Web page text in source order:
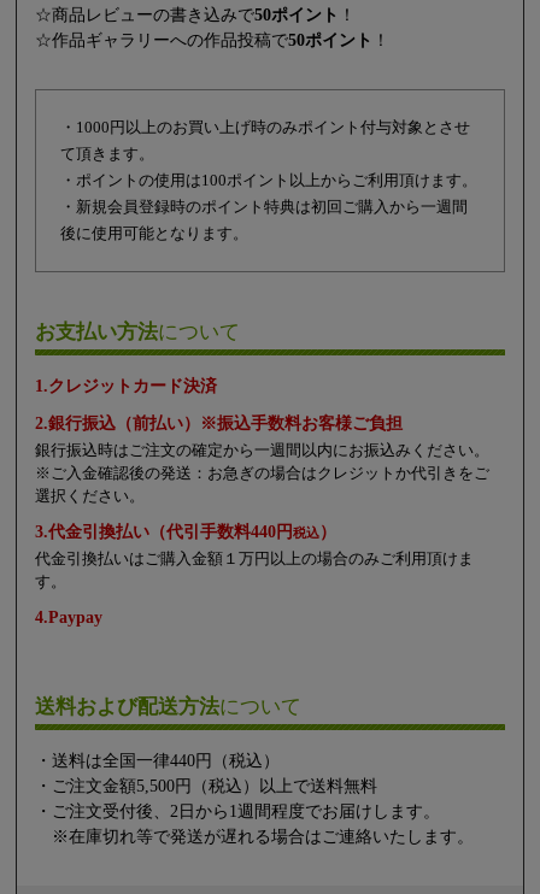
☆商品レビューの書き込みで50ポイント ！
☆作品ギャラリーへの作品投稿で50ポイント ！
・1000円以上のお買い上げ時のみポイント付与対象とさせ
て頂きます。
・ポイントの使用は100ポイント以上からご利用頂けます。
・新規会員登録時のポイント特典は初回ご購入から一週間
後に使用可能となります。
お支払い方法について
1.クレジットカード決済
2.銀行振込（前払い）※振込手数料お客様ご負担
銀行振込時はご注文の確定から一週間以内にお振込みください。
※ご入金確認後の発送：お急ぎの場合はクレジットか代引きをご
選択ください。
3.代金引換払い（代引手数料440円税込）
代金引換払いはご購入金額１万円以上の場合のみご利用頂けま
す。
4.Paypay
送料および配送方法について
・送料は全国一律440円（税込）
・ご注文金額5,500円（税込）以上で送料無料
・ご注文受付後、2日から1週間程度でお届けします。
※在庫切れ等で発送が遅れる場合はご連絡いたします。